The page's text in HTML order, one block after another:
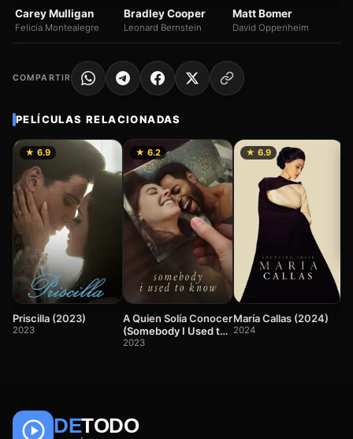
Carey Mulligan
Felicia Montealegre
Bradley Cooper
Leonard Bernstein
Matt Bomer
David Oppenheim
COMPARTIR
PELÍCULAS RELACIONADAS
★ 6.9
Priscilla (2023)
2023
★ 6.2
A Quien Solía Conocer
(Somebody I Used to
Know)
2023
★ 6.9
María Callas (2024)
2024
DETODO
🎬